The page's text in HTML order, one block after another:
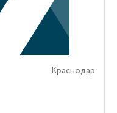
Краснодар